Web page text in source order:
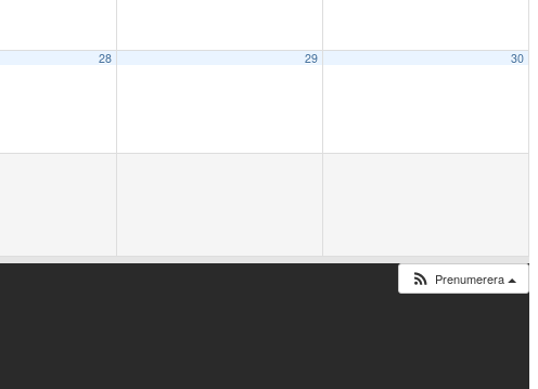
28 29 30
Prenumerera